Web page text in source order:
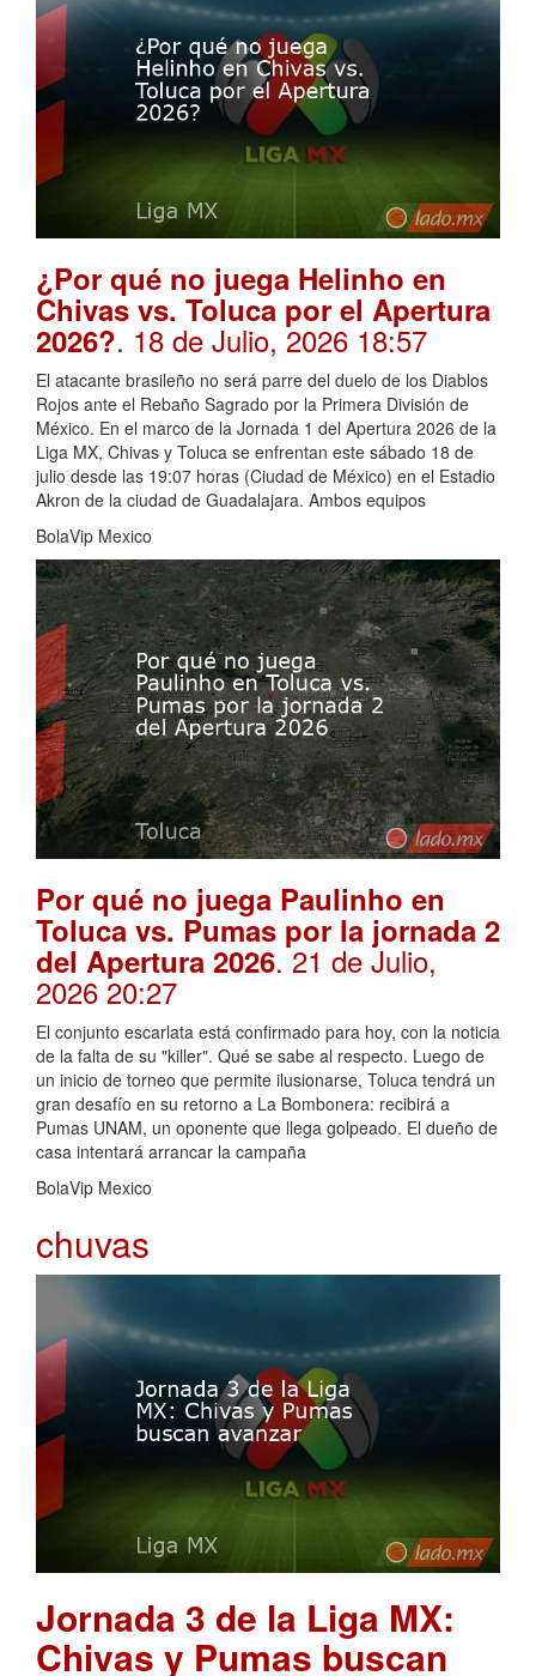
¿Por qué no juega Helinho en
Chivas vs. Toluca por el Apertura
2026?. 18 de Julio, 2026 18:57
El atacante brasileño no será parre del duelo de los Diablos
Rojos ante el Rebaño Sagrado por la Primera División de
México. En el marco de la Jornada 1 del Apertura 2026 de la
Liga MX, Chivas y Toluca se enfrentan este sábado 18 de
julio desde las 19:07 horas (Ciudad de México) en el Estadio
Akron de la ciudad de Guadalajara. Ambos equipos
BolaVip Mexico
Por qué no juega Paulinho en
Toluca vs. Pumas por la jornada 2
del Apertura 2026. 21 de Julio,
2026 20:27
El conjunto escarlata está confirmado para hoy, con la noticia
de la falta de su "killer". Qué se sabe al respecto. Luego de
un inicio de torneo que permite ilusionarse, Toluca tendrá un
gran desafío en su retorno a La Bombonera: recibirá a
Pumas UNAM, un oponente que llega golpeado. El dueño de
casa intentará arrancar la campaña
BolaVip Mexico
chuvas
Jornada 3 de la Liga MX:
Chivas y Pumas buscan